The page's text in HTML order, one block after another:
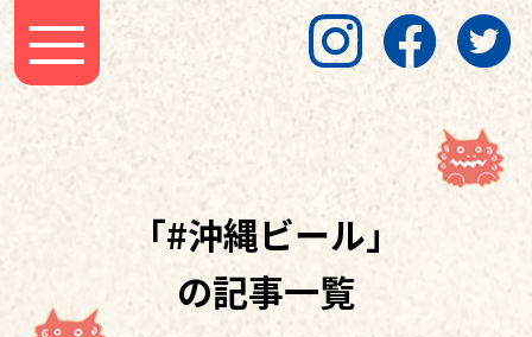
「#沖縄ビール」
の記事一覧